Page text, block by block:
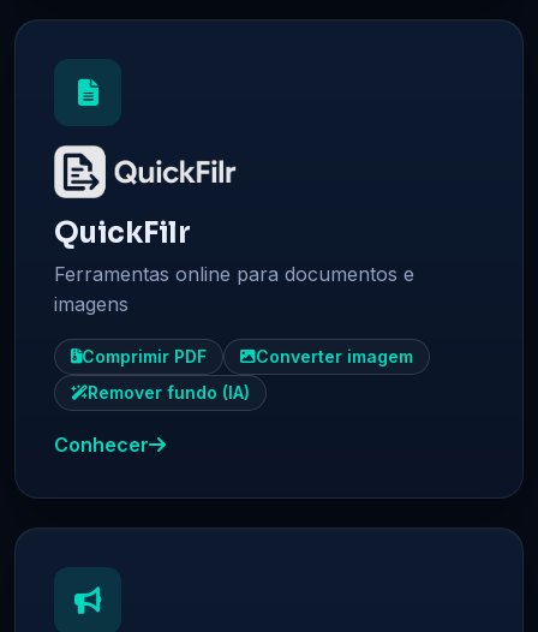
QuickFilr
Ferramentas online para documentos e
imagens
Comprimir PDF
Converter imagem
Remover fundo (IA)
Conhecer